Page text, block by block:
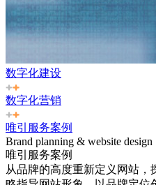
数字化建设
数字化营销
唯引服务案例
Brand planning & website design
唯引服务案例
从品牌的高度重新定义网站